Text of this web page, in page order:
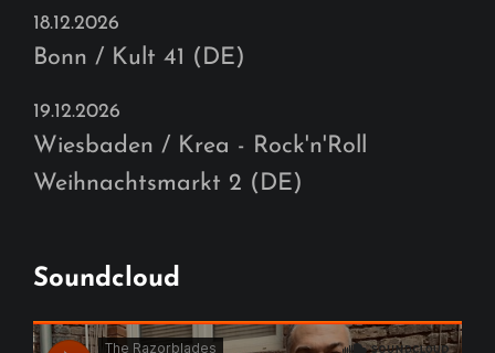
18.12.2026
Bonn / Kult 41 (DE)
19.12.2026
Wiesbaden / Krea - Rock'n'Roll
Weihnachtsmarkt 2 (DE)
Soundcloud